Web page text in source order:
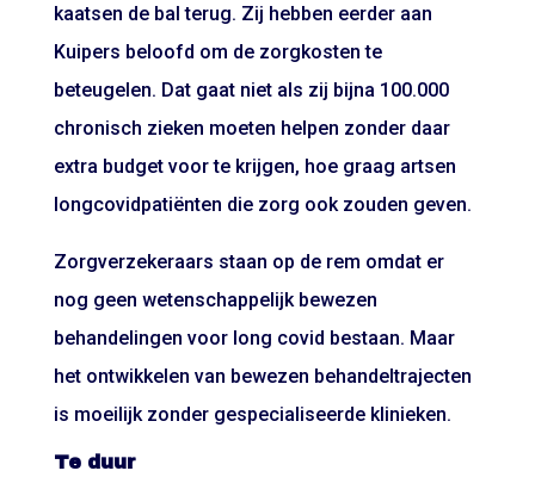
kaatsen de bal terug. Zij hebben eerder aan
Kuipers beloofd om de zorgkosten te
beteugelen. Dat gaat niet als zij bijna 100.000
chronisch zieken moeten helpen zonder daar
extra budget voor te krijgen, hoe graag artsen
longcovidpatiënten die zorg ook zouden geven.
Zorgverzekeraars staan op de rem omdat er
nog geen wetenschappelijk bewezen
behandelingen voor long covid bestaan. Maar
het ontwikkelen van bewezen behandeltrajecten
is moeilijk zonder gespecialiseerde klinieken.
Te duur